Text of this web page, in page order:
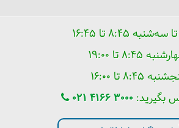
۸:۴۵ تا ۱۶:۴۵
۸:۴۵ تا ۱۹:۰۰
۸:۴۵ تا ۱۶:۰۰
بگیرید: 021 4166 3000